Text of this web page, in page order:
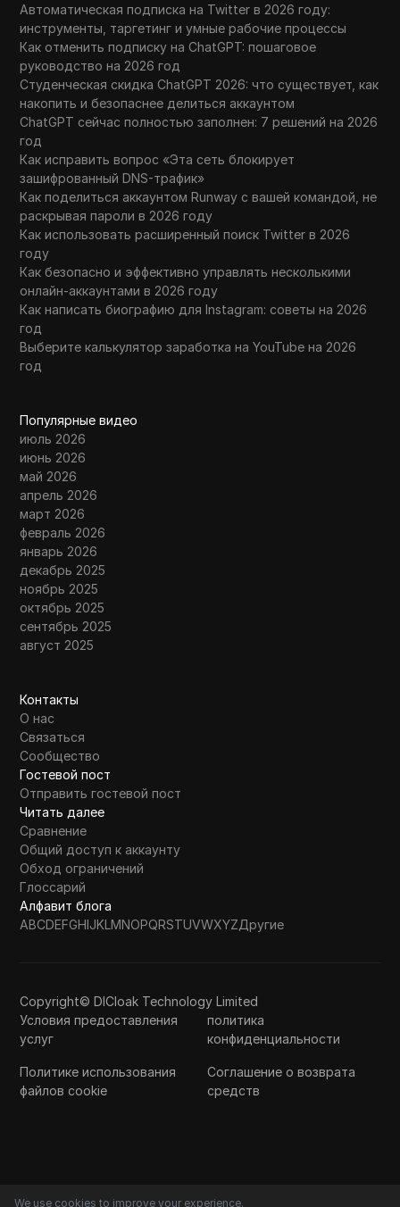
Автоматическая подписка на Twitter в 2026 году:
инструменты, таргетинг и умные рабочие процессы
Как отменить подписку на ChatGPT: пошаговое
руководство на 2026 год
Студенческая скидка ChatGPT 2026: что существует, как
накопить и безопаснее делиться аккаунтом
ChatGPT сейчас полностью заполнен: 7 решений на 2026
год
Как исправить вопрос «Эта сеть блокирует
зашифрованный DNS-трафик»
Как поделиться аккаунтом Runway с вашей командой, не
раскрывая пароли в 2026 году
Как использовать расширенный поиск Twitter в 2026
году
Как безопасно и эффективно управлять несколькими
онлайн-аккаунтами в 2026 году
Как написать биографию для Instagram: советы на 2026
год
Выберите калькулятор заработка на YouTube на 2026
год
Популярные видео
июль 2026
июнь 2026
май 2026
апрель 2026
март 2026
февраль 2026
январь 2026
декабрь 2025
ноябрь 2025
октябрь 2025
сентябрь 2025
август 2025
Контакты
О нас
Связаться
Сообщество
Гостевой пост
Отправить гостевой пост
Читать далее
Сравнение
Общий доступ к аккаунту
Обход ограничений
Глоссарий
Алфавит блога
ABCDEFGHIJKLMNOPQRSTUVWXYZДругие
Copyright© DICloak Technology Limited
Условия предоставления
услуг
политика
конфиденциальности
Политике использования
файлов cookie
Соглашение о возврата
средств
We use cookies to improve your experience.